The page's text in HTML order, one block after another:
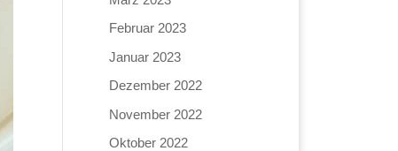
Februar 2023
Januar 2023
Dezember 2022
November 2022
Oktober 2022